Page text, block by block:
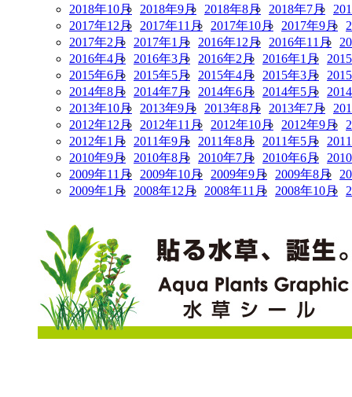
2018年10月
2018年9月 2018年8月 2018年7月
2017年12月
2017年11月 2017年10月 2017年9月
2017年2月
2017年1月 2016年12月 2016年11月
2016年4月
2016年3月 2016年2月 2016年1月
2015年6月
2015年5月 2015年4月 2015年3月
2014年8月
2014年7月 2014年6月 2014年5月
2013年10月
2013年9月 2013年8月 2013年7月
2012年12月
2012年11月 2012年10月 2012年9月
2012年1月
2011年9月 2011年8月 2011年5月
2010年9月
2010年8月 2010年7月 2010年6月
2009年11月
2009年10月 2009年9月 2009年8月
2009年1月
2008年12月 2008年11月 2008年10月